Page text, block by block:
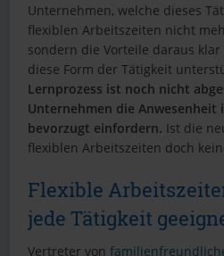
Unternehmen, welche dieses
flexiblen Arbeitszeiten nicht
sondern die Vorteile daraus
diese Form der Tätigkeit
Lernprozess ist noch nicht
Unternehmen die
bevorzugt einfordern. Ist die
flexiblen Arbeitszeiten doch
Flexible
jede Tätigkeit
Vertreter von